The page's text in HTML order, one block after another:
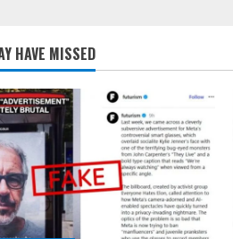
HAVE MISSED